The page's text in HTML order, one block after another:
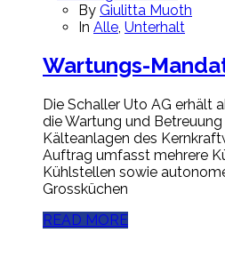
By Giulitta Muoth
In Alle Unterhalt
Wartungs-
Die Schaller Uto AG erhält
die Wartung und
Kälteanlagen des
Auftrag umfasst mehrere
Kühlstellen sowie
Grossküchen
READ MORE